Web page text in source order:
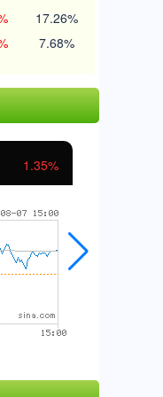
17.26%
7.68%
1.35%